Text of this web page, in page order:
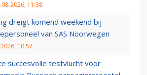
08-2026, 11:38
dreigt komend weekend bij
van SAS Noorwegen
10:57
succesvolle testvlucht voor